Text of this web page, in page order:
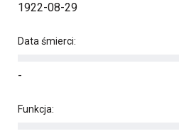
1922-08-29
Data śmierci:
-
Funkcja: